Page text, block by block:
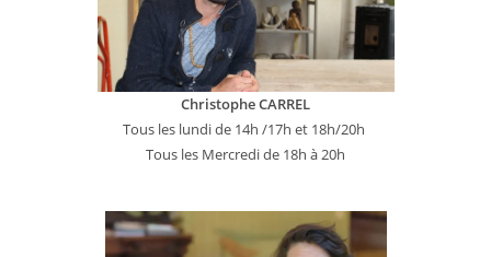
Christophe CARREL
Tous les lundi de 14h /17h et 18h/20h
Tous les Mercredi de 18h à 20h